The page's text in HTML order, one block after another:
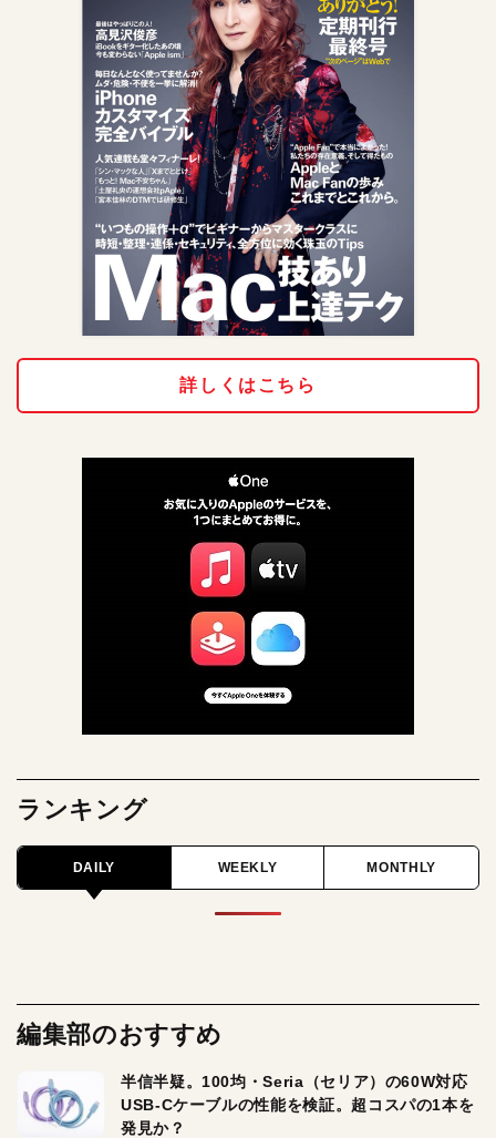
詳しくはこちら
ランキング
DAILY WEEKLY MONTHLY
編集部のおすすめ
半信半疑。100均・Seria（セリア）の60W対応
USB-Cケーブルの性能を検証。超コスパの1本を
発見か？